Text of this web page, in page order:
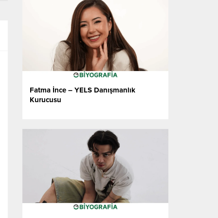
eğitimci ve danışmandır. Eğitim hayatına
öğretmenlik alanında başlayan Kütük, ikinci
lisansını hemşirelik alanında tamamlamış ve
hemşirelik bitirme tezinde “Wellness ve
Sağlıklı Yaşam Kültürü” konusunu ele alarak
insan sağlığı...
Fatma İnce – YELS Danışmanlık
Kurucusu
Türkiye’nin önde gelen isimlerinden biridir.
Eğitim danışmanlığı sektöründe 10 yılı aşkın
deneyime sahip olan İnce, Türkiye merkezli
YELS Danışmanlık’ı kurarak öğrencilere
uluslararası eğitim fırsatları sunmayı
amaçlamıştır. Kurduğu danışmanlık firması,
yalnızca öğrencilerin yurtdışında eğitim
almalarını sağlamakla kalmamış; aynı
zamanda Türkiye’nin...